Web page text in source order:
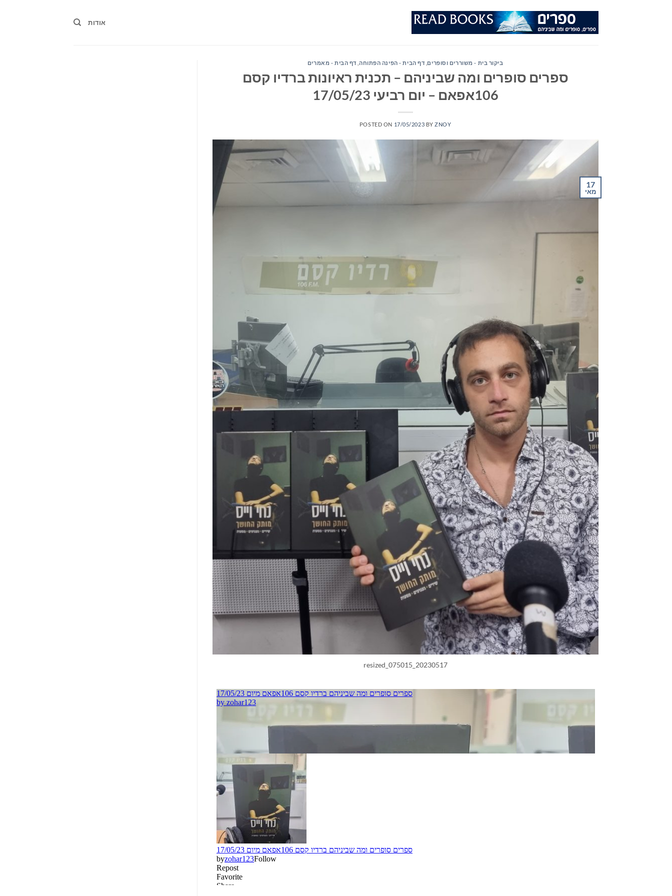
אודות
ביקור בית - משוררים וסופרים דף הבית - הפינה הפתוחה דף הבית - מאמרים
ספרים סופרים ומה שביניהם – תכנית ראיונות ברדיו קסם
106אפאם – יום רביעי 17/05/23
POSTED ON 17/05/2023 BYZNOY
17
מאי
20230517_075015_resized